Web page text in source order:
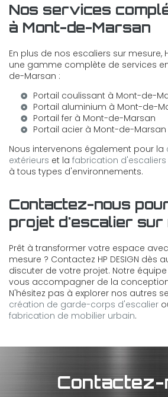
Nos services
à Mont-de-Marsan
En plus de nos escaliers sur mesure,
une gamme complète de services
de-Marsan :
Portail coulissant à Mont-de-
Portail aluminium à Mont-de-
Portail fer à Mont-de-Marsan
Portail acier à Mont-de-Marsan
Nous intervenons également pour la
extérieurs et la fabrication
à tous types d'environnements.
Contactez-nous
projet d'escalier sur
Prêt à transformer votre espace
mesure ? Contactez HP DESIGN dès
discuter de votre projet. Notre
vous accompagner de la
N'hésitez pas à explorer nos autres
création de garde-corps d'escalier
fabrication de mobilier urbain.
Contactez-